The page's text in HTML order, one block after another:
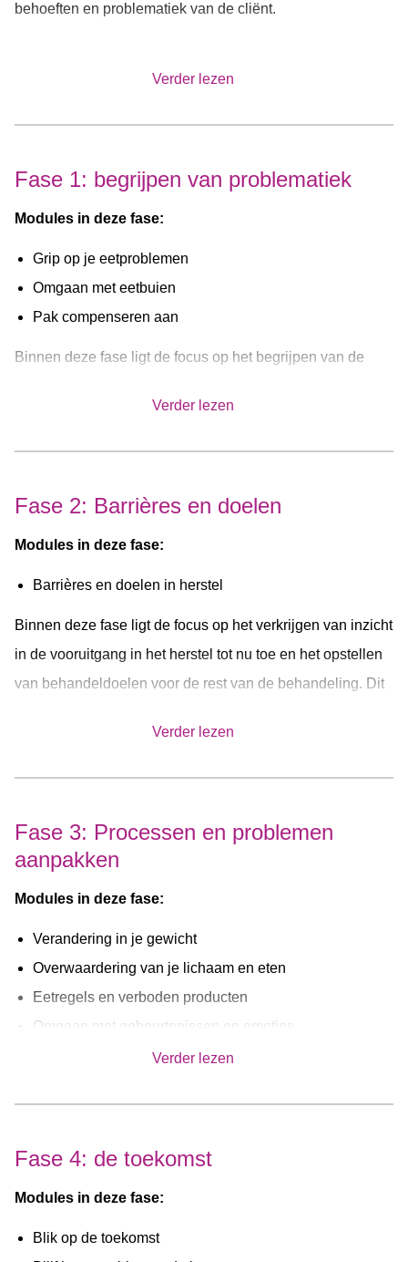
behoeften en problematiek van de cliënt.
Verder lezen
Fase 1: begrijpen van problematiek
Modules in deze fase:
Grip op je eetproblemen
Omgaan met eetbuien
Pak compenseren aan
Binnen deze fase ligt de focus op het begrijpen van de
het veranderen van het eetpatroon. Dit wordt gedaan aan
steunfiguren, kennis over gezond eten en bewegen, een
handvatten om dit gedrag te stoppen.
De module Grip op je eetproblemen is van toepassing op
alle cliënten. De twee andere zijn in te zetten afhankelijk
van de cliënt.
Verder lezen
Fase 2: Barrières en doelen
Modules in deze fase:
Barrières en doelen in herstel
Binnen deze fase ligt de focus op het verkrijgen van inzicht
in de vooruitgang in het herstel tot nu toe en het opstellen
van behandeldoelen voor de rest van de behandeling. Dit
cliënt stilstaat bij de barrières in het herstel en hierbij
progressie.
De module Barrières en doelen in herstel is van
toepassing op elke cliënt.
Verder lezen
Fase 3: Processen en problemen
aanpakken
Modules in deze fase:
Verandering in je gewicht
Overwaardering van je lichaam en eten
Eetregels en verboden producten
Omgaan met gebeurtenissen en emoties
Daag je gedachten uit
processen en onderliggende problemen die de verstoorde
bovestaande processen en/of achterliggende problemen
Verder lezen
Fase 4: de toekomst
Modules in deze fase:
Blik op de toekomst